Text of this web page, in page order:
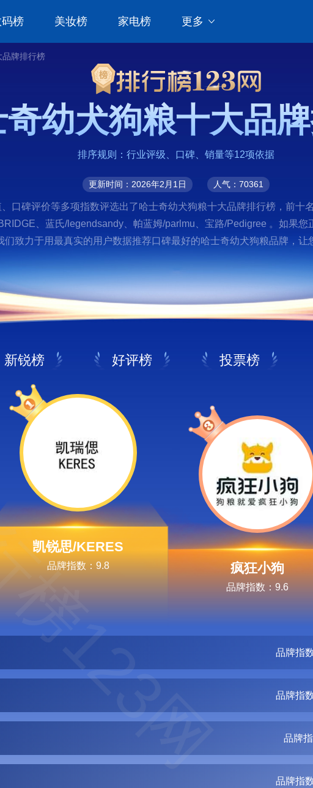
榜 美妆榜 家电榜 更多
品牌排行榜
奇幼犬狗粮十大品
排序规则：行业评级、口碑、销量等12项依据
更新时间：2026年2月1日 人气：70361
口碑评价等多项指数评选出了哈士奇幼犬狗粮十大品牌排行榜，前十
、蓝氏/legendsandy、帕蓝姆/parlmu、宝路/Pedigree 。如果
致力于用最真实的用户数据推荐口碑最好的哈士奇幼犬狗粮品牌，让
新锐榜 好评榜 投票榜
凯锐思/KERES
品牌指数：9.8 疯狂小狗
品牌指数：9.6
品牌指
品牌指
品牌
品牌指
123网